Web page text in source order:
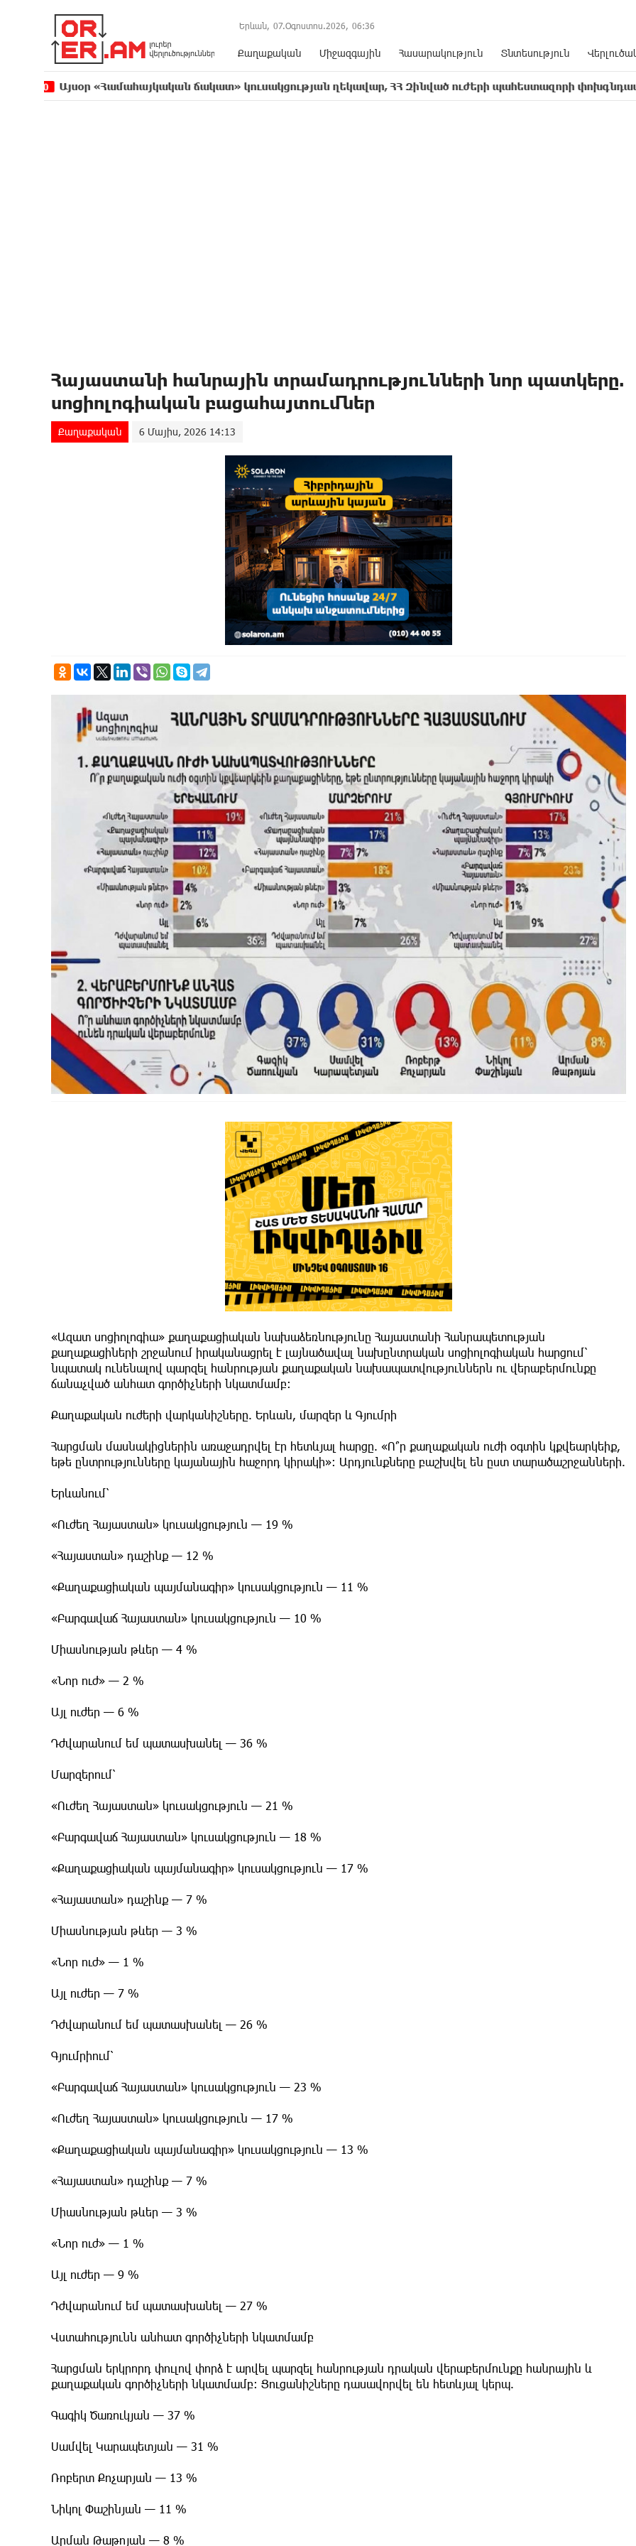
Երևան, 07.Օգոստոս.2026, 06:36
Քաղաքական Միջազգային Հասարակություն Տնտեսություն
«Համահայկական ճակատ» կուսակցության ղեկավար, ՀՀ Զինված ուժերի պահեստազորի փոխգնդապետ,
Հայաստանի հանրային տրամադրությունների նոր պատկերը.
սոցիոլոգիական բացահայտումներ
Քաղաքական 6 Մայիս, 2026 14:13
​«Ազատ սոցիոլոգիա» քաղաքացիական նախաձեռնությունը Հայաստանի Հանրապետության
քաղաքացիների շրջանում իրականացրել է լայնածավալ նախընտրական սոցիոլոգիական հարցում՝
նպատակ ունենալով պարզել հանրության քաղաքական նախապատվություններն ու վերաբերմունքը
ճանաչված անհատ գործիչների նկատմամբ:
​Քաղաքական ուժերի վարկանիշները. Երևան, մարզեր և Գյումրի
​Հարցման մասնակիցներին առաջադրվել էր հետևյալ հարցը. «Ո՞ր քաղաքական ուժի օգտին կքվեարկեիք,
եթե ընտրությունները կայանային հաջորդ կիրակի»: Արդյունքները բաշխվել են ըստ տարածաշրջանների.
​Երևանում՝
​«Ուժեղ Հայաստան» կուսակցություն — 19 %
​«Հայաստան» դաշինք — 12 %
​«Քաղաքացիական պայմանագիր» կուսակցություն — 11 %
​«Բարգավաճ Հայաստան» կուսակցություն — 10 %
​Միասնության թևեր — 4 %
​«Նոր ուժ» — 2 %
​Այլ ուժեր — 6 %
​Դժվարանում եմ պատասխանել — 36 %
​Մարզերում՝
​«Ուժեղ Հայաստան» կուսակցություն — 21 %
​«Բարգավաճ Հայաստան» կուսակցություն — 18 %
​«Քաղաքացիական պայմանագիր» կուսակցություն — 17 %
​«Հայաստան» դաշինք — 7 %
​Միասնության թևեր — 3 %
​«Նոր ուժ» — 1 %
​Այլ ուժեր — 7 %
​Դժվարանում եմ պատասխանել — 26 %
​Գյումրիում՝
​«Բարգավաճ Հայաստան» կուսակցություն — 23 %
​«Ուժեղ Հայաստան» կուսակցություն — 17 %
​«Քաղաքացիական պայմանագիր» կուսակցություն — 13 %
​«Հայաստան» դաշինք — 7 %
​Միասնության թևեր — 3 %
​«Նոր ուժ» — 1 %
​Այլ ուժեր — 9 %
​Դժվարանում եմ պատասխանել — 27 %
​Վստահությունն անհատ գործիչների նկատմամբ
​Հարցման երկրորդ փուլով փորձ է արվել պարզել հանրության դրական վերաբերմունքը հանրային և
քաղաքական գործիչների նկատմամբ: Ցուցանիշները դասավորվել են հետևյալ կերպ.
​Գագիկ Ծառուկյան — 37 %
​Սամվել Կարապետյան — 31 %
​Ռոբերտ Քոչարյան — 13 %
​Նիկոլ Փաշինյան — 11 %
​Արման Թաթոյան — 8 %